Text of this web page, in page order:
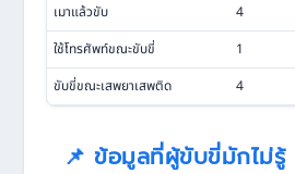
เมาแล้วขับ
4
ใช้โทรศัพท์ขณะขับขี่
1
ขับขี่ขณะเสพยาเสพติด
4
📌 ข้อมูลที่ผู้ขับขี่มักไม่รู้